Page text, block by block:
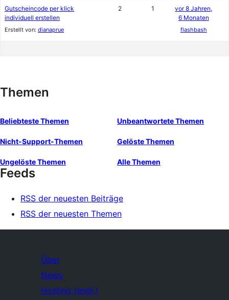
Gutscheincode per klick
individuell erstellen
Erstellt von: dianaprue
2 1
vor 8 Jahren,
6 Monaten
flashbash
Themen
Beliebteste Themen Unbeantwortete Themen
Nicht-Support-Themen Gelöste Themen
Ungelöste Themen Alle Themen
Feeds
RSS der neuesten Beiträge
RSS der neuesten Themen
Über
News
Hosting (engl.)